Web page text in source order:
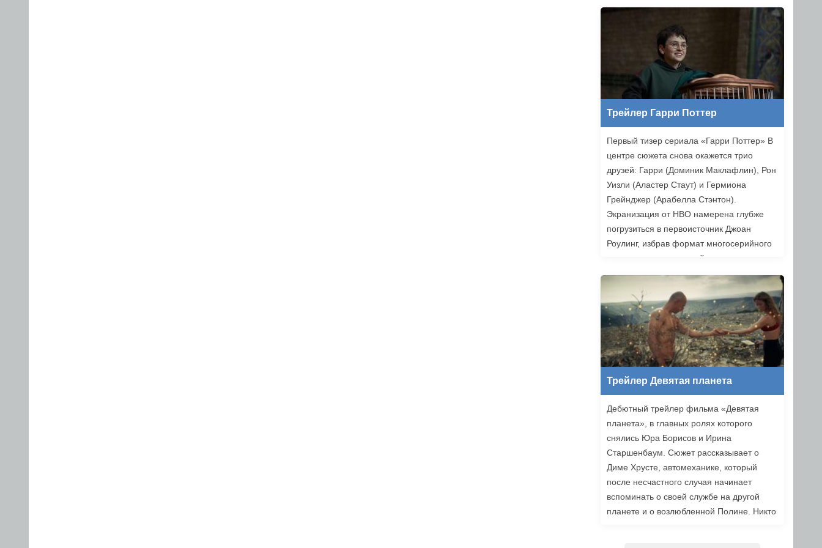
«Хоттабыч» выйдет в прокат 1 января
Трейлер Гарри Поттер
Первый тизер сериала «Гарри Поттер» В
центре сюжета снова окажется трио
друзей: Гарри (Доминик Маклафлин), Рон
Уизли (Аластер Стаут) и Гермиона
Грейнджер (Арабелла Стэнтон).
Экранизация от HBO намерена глубже
погрузиться в первоисточник Джоан
Роулинг, избрав формат многосерийного
повествования, который позволяет лучше
Трейлер Девятая планета
Дебютный трейлер фильма «Девятая
планета», в главных ролях которого
снялись Юра Борисов и Ирина
Старшенбаум. Сюжет рассказывает о
Диме Хрусте, автомеханике, который
после несчастного случая начинает
вспоминать о своей службе на другой
планете и о возлюбленной Полине. Никто